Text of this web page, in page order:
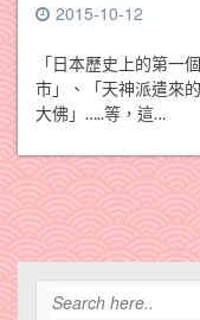
2015-10-12
「日本歷史上的第一
市」、「天神派遣來
大佛」…..等，這…